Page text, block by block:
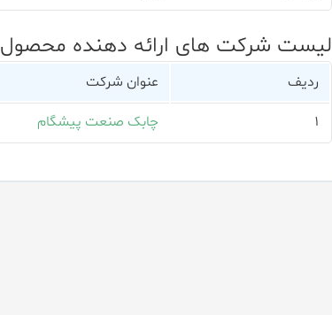
لیست شرکت های ارائه دهنده محصول
ردیف عنوان شرکت
۱ چابک صنعت پیشگام